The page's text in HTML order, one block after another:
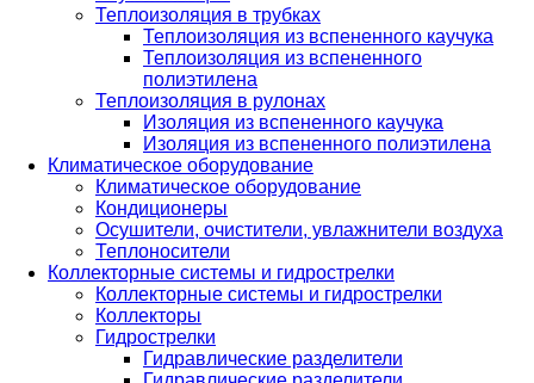
Теплоизоляция в трубках
Теплоизоляция из вспененного каучука
Теплоизоляция из вспененного
полиэтилена
Теплоизоляция в рулонах
Изоляция из вспененного каучука
Изоляция из вспененного полиэтилена
Климатическое оборудование
Климатическое оборудование
Кондиционеры
Осушители, очистители, увлажнители воздуха
Теплоносители
Коллекторные системы и гидрострелки
Коллекторные системы и гидрострелки
Коллекторы
Гидрострелки
Гидравлические разделители